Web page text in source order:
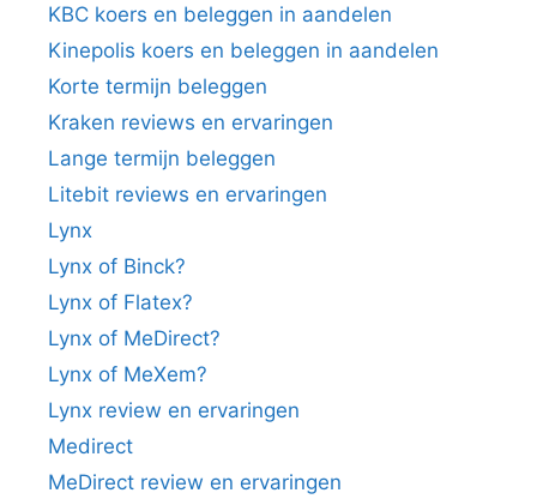
KBC koers en beleggen in aandelen
Kinepolis koers en beleggen in aandelen
Korte termijn beleggen
Kraken reviews en ervaringen
Lange termijn beleggen
Litebit reviews en ervaringen
Lynx
Lynx of Binck?
Lynx of Flatex?
Lynx of MeDirect?
Lynx of MeXem?
Lynx review en ervaringen
Medirect
MeDirect review en ervaringen